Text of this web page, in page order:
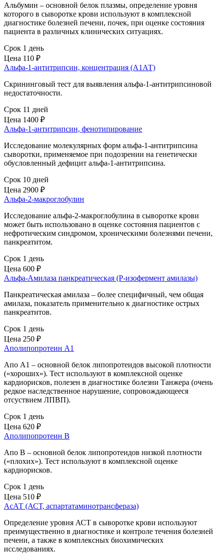
Альбумин – основной белок плазмы, определение уровня
которого в сыворотке крови используют в комплексной
диагностике болезней печени, почек, при оценке состояния
пациента в различных клинических ситуациях.
Срок 1 день
Цена 110 ₽
Альфа-1-антитрипсин, концентрация (А1АТ)
Скрининговый тест для выявления альфа-1-антитрипсиновой
недостаточности.
Срок 11 дней
Цена 1400 ₽
Альфа-1-антитрипсин, фенотипирование
Исследование молекулярных форм альфа-1-антитрипсина
сыворотки, применяемое при подозрении на генетически
обусловленный дефицит альфа-1-антитрипсина.
Срок 10 дней
Цена 2900 ₽
Альфа-2-макроглобулин
Исследование альфа-2-макроглобулина в сыворотке крови
может быть использовано в оценке состояния пациентов с
нефротическим синдромом, хроническими болезнями печени,
панкреатитом.
Срок 1 день
Цена 600 ₽
Альфа-Амилаза панкреатическая (P-изофермент амилазы)
Панкреатическая амилаза – более специфичный, чем общая
амилаза, показатель применительно к диагностике острых
панкреатитов.
Срок 1 день
Цена 250 ₽
Аполипопротеин А1
Апо А1 – основной белок липопротеидов высокой плотности
(«хороших»). Тест используют в комплексной оценке
кардиорисков, полезен в диагностике болезни Танжера (очень
редкое наследственное нарушение, сопровождающееся
отсуствием ЛПВП).
Срок 1 день
Цена 620 ₽
Аполипопротеин В
Апо В – основной белок липопротеидов низкой плотности
(«плохих»). Тест используют в комплексной оценке
кардиорисков.
Срок 1 день
Цена 510 ₽
АсАТ (АСТ, аспартатаминотрансфераза)
Определение уровня АСТ в сыворотке крови используют
преимущественно в диагностике и контроле течения болезней
печени, а также в комплексных биохимических
исследованиях.